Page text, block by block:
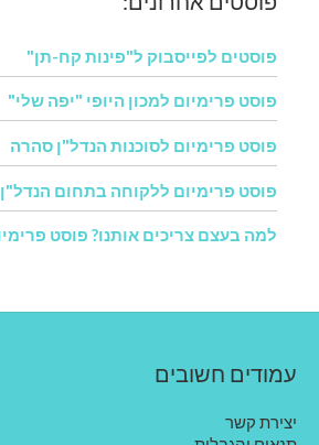
פוסטים לפייסבוק ל"פינות קח-תן"
פוסט פרימיום למכון היופי "יפה שלי"
פוסט פרימיום לסוכנות הנדל"ן סהרה
פוסט פרימיום ללקוחה בתחום הנדל"ן
למה בעצם צריכים אותנו? פוסט
עמודים חשובים
יצירת קשר